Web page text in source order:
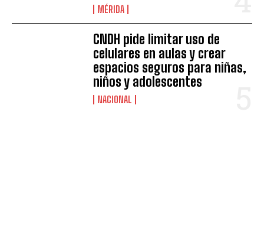
MÉRIDA
CNDH pide limitar uso de
celulares en aulas y crear
espacios seguros para niñas,
niños y adolescentes
NACIONAL